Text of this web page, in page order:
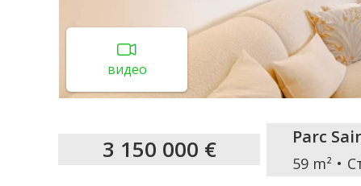
видео
3 150 000 € Parc
59 m²